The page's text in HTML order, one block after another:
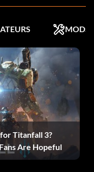
MODS
Titanfall 3?
Are Hopeful